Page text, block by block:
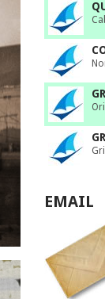
EMAIL